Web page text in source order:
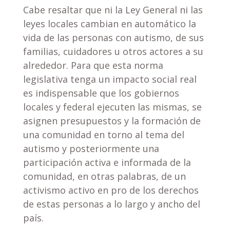
Cabe resaltar que ni la Ley General ni las
leyes locales cambian en automático la
vida de las personas con autismo, de sus
familias, cuidadores u otros actores a su
alrededor. Para que esta norma
legislativa tenga un impacto social real
es indispensable que los gobiernos
locales y federal ejecuten las mismas, se
asignen presupuestos y la formación de
una comunidad en torno al tema del
autismo y posteriormente una
participación activa e informada de la
comunidad, en otras palabras, de un
activismo activo en pro de los derechos
de estas personas a lo largo y ancho del
país.